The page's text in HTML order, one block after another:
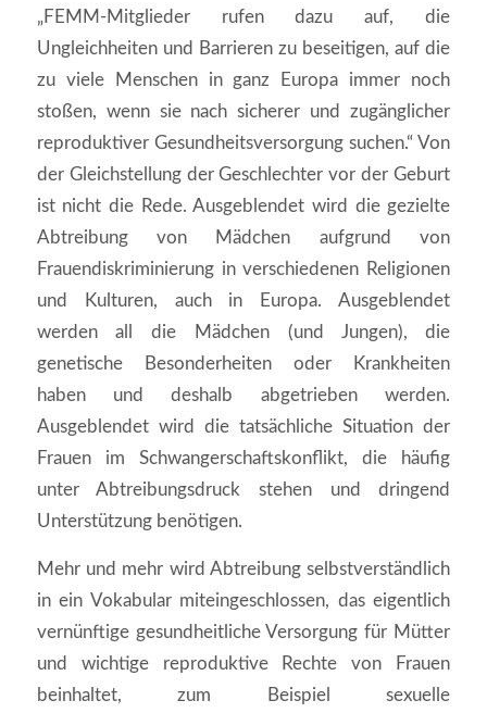
„FEMM-Mitglieder rufen dazu auf, die
Ungleichheiten und Barrieren zu beseitigen, auf die
zu viele Menschen in ganz Europa immer noch
stoßen, wenn sie nach sicherer und zugänglicher
reproduktiver Gesundheitsversorgung suchen.“ Von
der Gleichstellung der Geschlechter vor der Geburt
ist nicht die Rede. Ausgeblendet wird die gezielte
Abtreibung von Mädchen aufgrund von
Frauendiskriminierung in verschiedenen Religionen
und Kulturen, auch in Europa. Ausgeblendet
werden all die Mädchen (und Jungen), die
genetische Besonderheiten oder Krankheiten
haben und deshalb abgetrieben werden.
Ausgeblendet wird die tatsächliche Situation der
Frauen im Schwangerschaftskonflikt, die häufig
unter Abtreibungsdruck stehen und dringend
Unterstützung benötigen.
Mehr und mehr wird Abtreibung selbstverständlich
in ein Vokabular miteingeschlossen, das eigentlich
vernünftige gesundheitliche Versorgung für Mütter
und wichtige reproduktive Rechte von Frauen
beinhaltet, zum Beispiel sexuelle